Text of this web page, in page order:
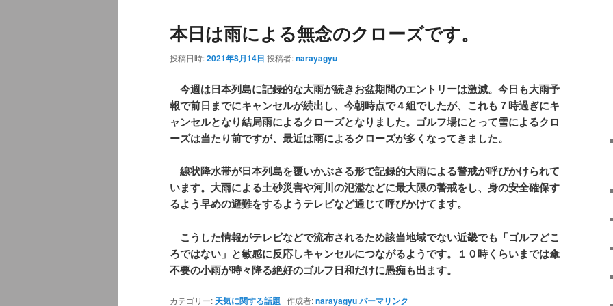
ビ
ー
ョ
ン
本日は雨による無念のクローズです。
投稿日時:2021年8月14日 投稿者:narayagyu
今週は日本列島に記録的な大雨が続きお盆期間のエントリーは激減。今日も大雨予
報で前日までにキャンセルが続出し、今朝時点で４組でしたが、これも７時過ぎにキ
ャンセルとなり結局雨によるクローズとなりました。ゴルフ場にとって雪によるクロ
ーズは当たり前ですが、最近は雨によるクローズが多くなってきました。
線状降水帯が日本列島を覆いかぶさる形で記録的大雨による警戒が呼びかけられて
います。大雨による土砂災害や河川の氾濫などに最大限の警戒をし、身の安全確保す
るよう早めの避難をするようテレビなど通じて呼びかけてます。
こうした情報がテレビなどで流布されるため該当地域でない近畿でも「ゴルフどこ
ろではない」と敏感に反応しキャンセルにつながるようです。１０時くらいまでは傘
不要の小雨が時々降る絶好のゴルフ日和だけに愚痴も出ます。
カテゴリー: 天気に関する話題 作成者:narayagyuパーマリンク